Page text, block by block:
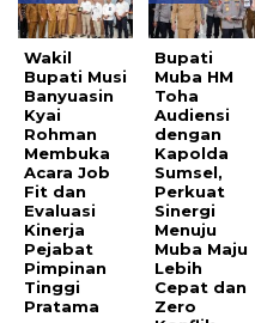
Wakil
Bupati Musi
Banyuasin
Kyai
Rohman
Membuka
Acara Job
Fit dan
Evaluasi
Kinerja
Pejabat
Pimpinan
Tinggi
Pratama
Bupati
Muba HM
Toha
Audiensi
dengan
Kapolda
Sumsel,
Perkuat
Sinergi
Menuju
Muba Maju
Lebih
Cepat dan
Zero